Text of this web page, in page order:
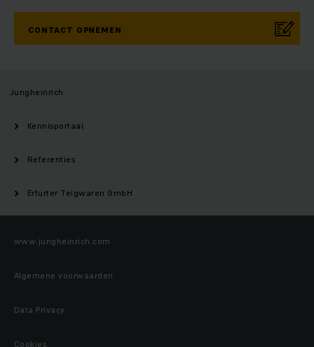
CONTACT OPNEMEN
Jungheinrich
Kennisportaal
Referenties
Erfurter Teigwaren GmbH
www.jungheinrich.com
Algemene voorwaarden
Data Privacy
Cookies